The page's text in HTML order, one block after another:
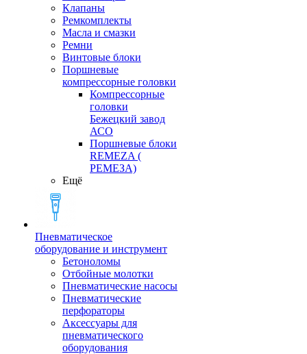
Клапаны
Ремкомплекты
Масла и смазки
Ремни
Винтовые блоки
Поршневые
компрессорные головки
Компрессорные
головки
Бежецкий завод
АСО
Поршневые блоки
REMEZA (
РЕМЕЗА)
Ещё
Пневматическое
оборудование и инструмент
Бетоноломы
Отбойные молотки
Пневматические насосы
Пневматические
перфораторы
Аксессуары для
пневматического
оборудования